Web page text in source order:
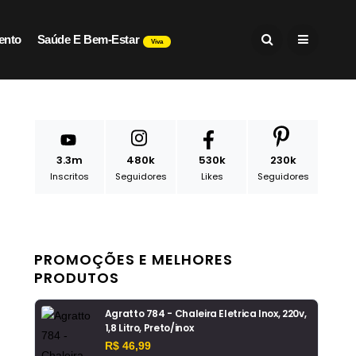
Saúde E Bem-Estar Viva
3.3m
Inscritos
480k
Seguidores
530k
Likes
230k
Seguidores
PROMOÇÕES E MELHORES
PRODUTOS
Agratto 784 - Chaleira Eletrica Inox, 220v,
1,8 Litro, Preto/inox
R$ 46,99